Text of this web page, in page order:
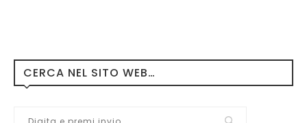
CERCA NEL SITO WEB…